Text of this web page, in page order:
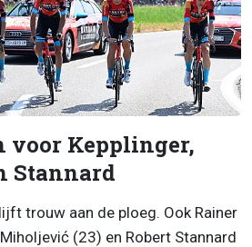
voor Kepplinger,
Stannard
trouw aan de ploeg. Ook Rainer
(23) en Robert Stannard